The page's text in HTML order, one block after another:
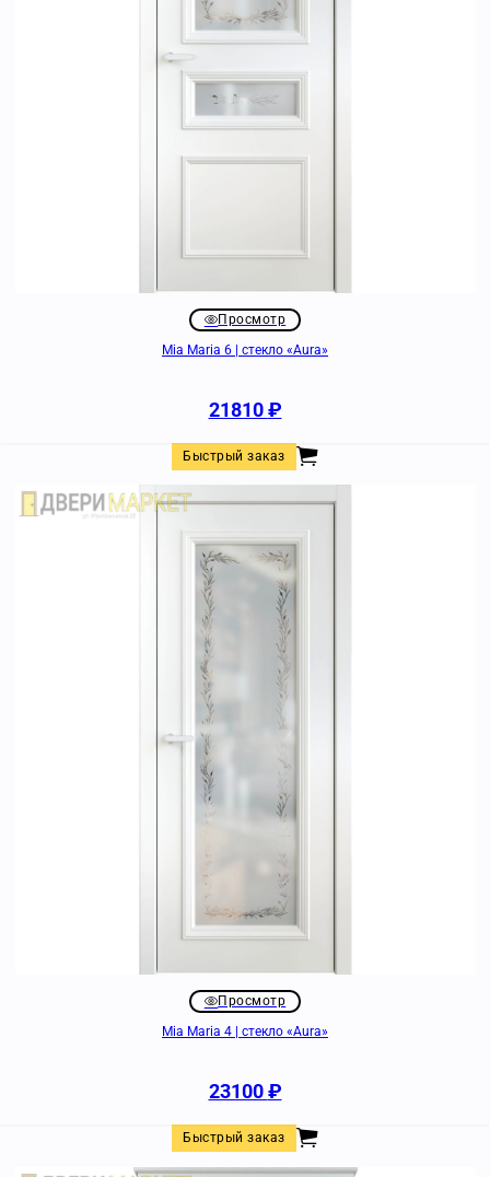
Просмотр
Mia Maria 6 | стекло «Aura»
21810₽
Быстрый заказ
Просмотр
Mia Maria 4 | стекло «Aura»
23100₽
Быстрый заказ